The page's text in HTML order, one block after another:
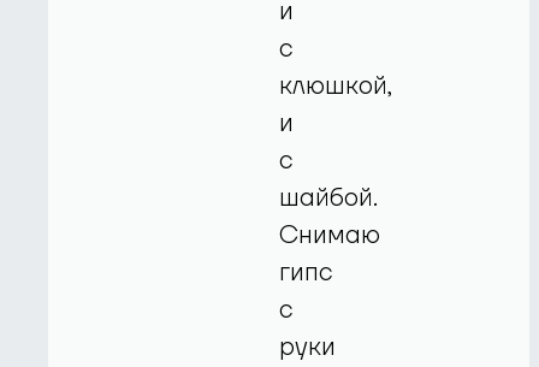
и
с
клюшкой,
и
с
шайбой.
Снимаю
гипс
с
руки